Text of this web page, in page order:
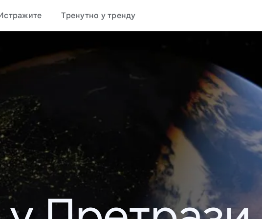
Тренутно у тренду